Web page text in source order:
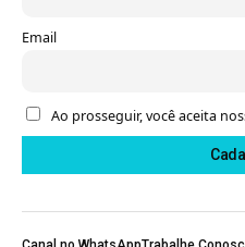
Email
Ao prosseguir, você aceita